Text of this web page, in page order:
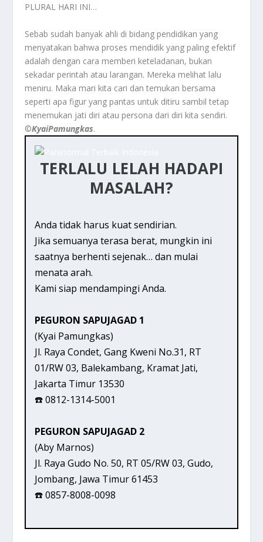
PLURAL HARI INI…
Sebab sudah banyak ahli di bidang pendidikan yang
menyatakan bahwa proses mendidik yang paling efektif
adalah dengan cara memberi keteladanan, bukan
sekadar perintah atau larangan. Mereka melihat lalu
meniru. Maka mari kita cari dan temukan bersama
seperti apa figur yang pantas untuk ditiru sambil tetap
menemukan jati diri atau persona dari diri kita sendiri.
©️KyaiPamungkas.
TERLALU LELAH HADAPI
MASALAH?
Anda tidak harus kuat sendirian.
Jika semuanya terasa berat, mungkin ini
saatnya berhenti sejenak… dan mulai
menata arah.
Kami siap mendampingi Anda.
PEGURON SAPUJAGAD 1
(Kyai Pamungkas)
Jl. Raya Condet, Gang Kweni No.31, RT
01/RW 03, Balekambang, Kramat Jati,
Jakarta Timur 13530
☎️ 0812-1314-5001
PEGURON SAPUJAGAD 2
(Aby Marnos)
Jl. Raya Gudo No. 50, RT 05/RW 03, Gudo,
Jombang, Jawa Timur 61453
☎️ 0857-8008-0098